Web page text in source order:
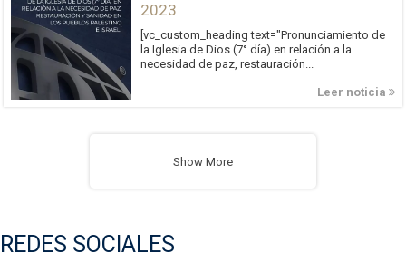
2023
[vc_custom_heading text="Pronunciamiento de
la Iglesia de Dios (7° día) en relación a la
necesidad de paz, restauración...
Leer noticia
Show More
REDES SOCIALES